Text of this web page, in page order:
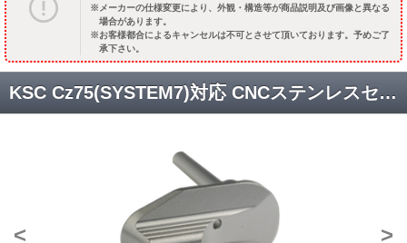
メーカーの仕様変更により、外観・構造等が商品説明及び画像と異なる
場合があります。
お客様都合によるキャンセルは不可とさせて頂いております。予めご了
承下さい。
KSC Cz75(SYSTEM7)対応 CNCステンレスセフティレバー/マットシルバー [CZ75005SS] [品切中.輸入待ち]
< >